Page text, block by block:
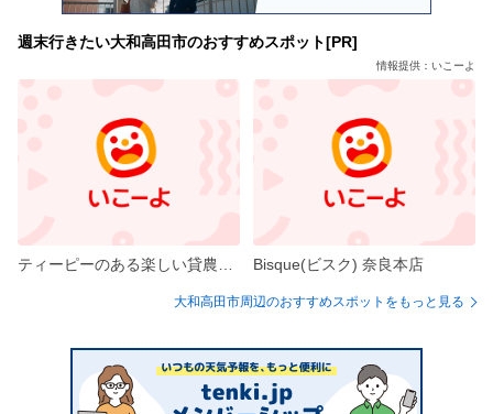
週末行きたい大和高田市のおすすめスポット[PR]
情報提供：いこーよ
Bisque(ビスク) 奈良本店
大和高田市周辺のおすすめスポットをもっと見る